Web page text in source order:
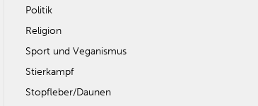
Politik
Religion
Sport und Veganismus
Stierkampf
Stopfleber/Daunen